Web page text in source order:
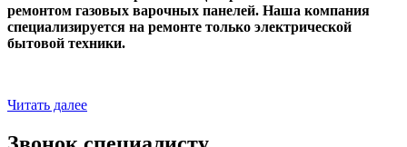
ремонтом газовых варочных панелей. Наша компания
специализируется на ремонте только электрической
бытовой техники.
Читать далее